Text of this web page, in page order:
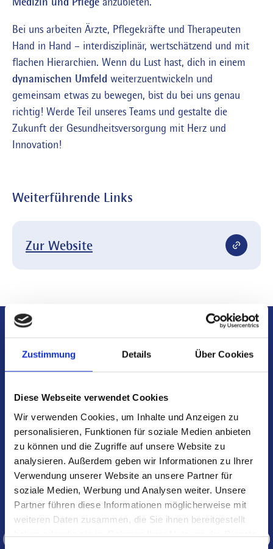
Zustimmung Details Über Cookies
Diese Webseite verwendet Cookies
Wir verwenden Cookies, um Inhalte und Anzeigen zu
personalisieren, Funktionen für soziale Medien anbieten
zu können und die Zugriffe auf unsere Website zu
analysieren. Außerdem geben wir Informationen zu Ihrer
Verwendung unserer Website an unsere Partner für
soziale Medien, Werbung und Analysen weiter. Unsere
Partner führen diese Informationen möglicherweise mit
weiteren Daten zusammen, die Sie ihnen bereitgestellt
haben oder die sie im Rahmen Ihrer Nutzung der Dienste
Bei uns arbeiten Ärzte, Pflegekräfte und Therapeuten
Hand in Hand – interdisziplinär, wertschätzend und mit
flachen Hierarchien. Wenn du Lust hast, dich in einem
dynamischen Umfeld weiterzuentwickeln und
gemeinsam etwas zu bewegen, bist du bei uns genau
richtig! Werde Teil unseres Teams und gestalte die
Zukunft der Gesundheitsversorgung mit Herz und
Innovation!
Weiterführende Links
Zur Website
Aktuelle
Stellenausschreibungen
MEDIZINISCH-TECHNISCHER DIENST
TEIL- ODER VOLLZEIT
Medizinische Fachangestellte /
MFA Zentralambulanz (m/w/d)